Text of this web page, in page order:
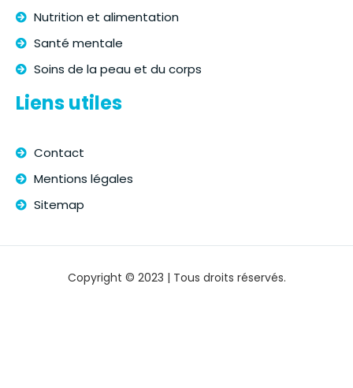
Nutrition et alimentation
Santé mentale
Soins de la peau et du corps
Liens utiles
Contact
Mentions légales
Sitemap
Copyright © 2023 | Tous droits réservés.